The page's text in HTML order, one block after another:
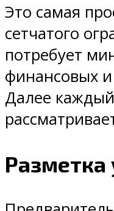
Это самая
сетчатого
потребует
финансовых и
Далее каждый
Разметка